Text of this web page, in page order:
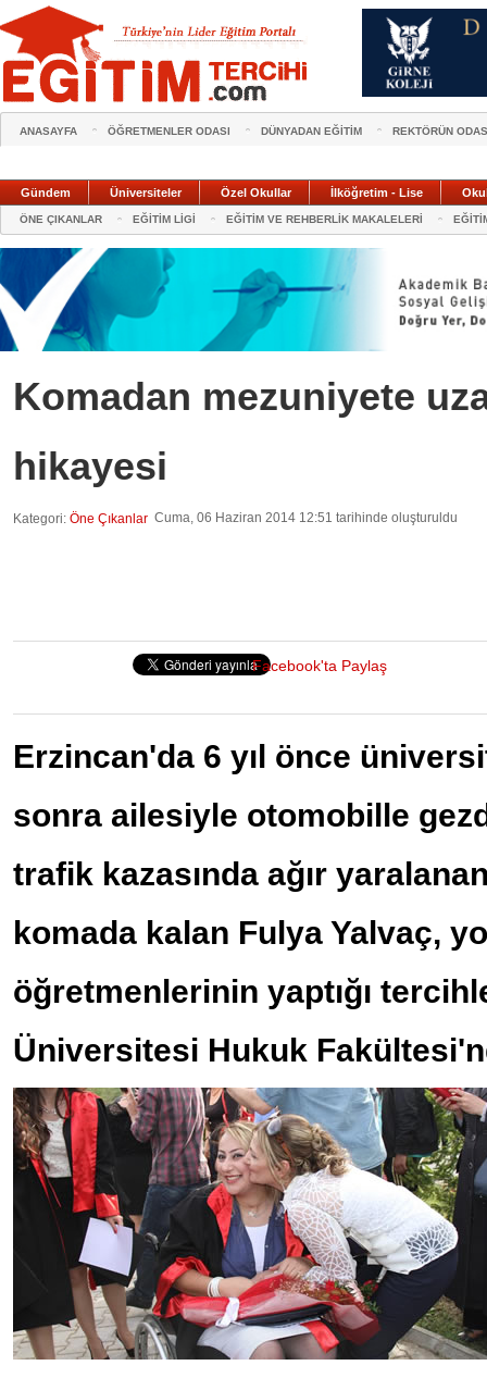
ANASAYFA ÖĞRETMENLER ODASI DÜNYADAN EĞİTİM REKTÖRÜN
Gündem Üniversiteler Özel Okullar İlköğretim - Lise
ÖNE ÇIKANLAR EĞİTİM LİGİ EĞİTİM VE REHBERLİK MAKALELERİ
Komadan mezuniyete
hikayesi
Kategori: Öne Çıkanlar Cuma, 06 Haziran 2014 12:51 tarihinde oluşturuldu
Facebook'ta Paylaş
Erzincan'da 6 yıl önce
sonra ailesiyle otomobille
trafik kazasında ağır
komada kalan Fulya Yalvaç,
öğretmenlerinin yaptığı
Üniversitesi Hukuk